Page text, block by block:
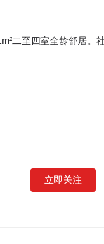
二至四室全龄舒居。
立即关注